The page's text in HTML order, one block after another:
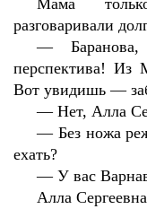
Мама
разговаривали
—
перспектива! Из
Вот увидишь —
—Нет, Алла
—Без ножа
ехать?
—У вас
Алла